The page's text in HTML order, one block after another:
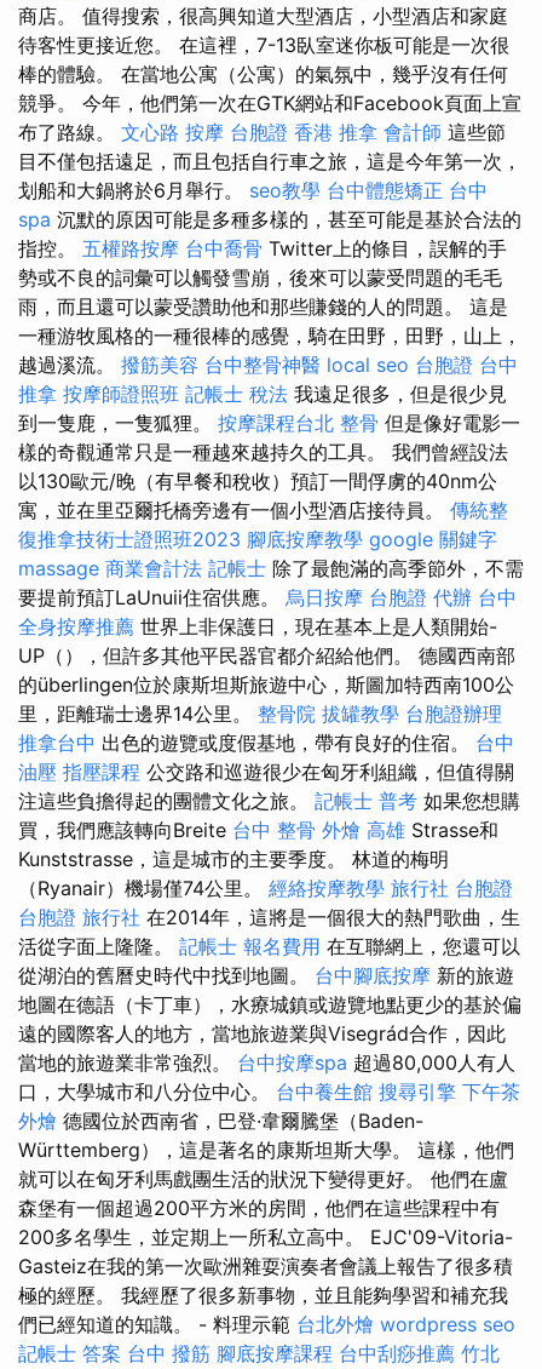
商店。 值得搜索，很高興知道大型酒店，小型酒店和家庭
待客性更接近您。 在這裡，7-13臥室迷你板可能是一次很
棒的體驗。 在當地公寓（公寓）的氣氛中，幾乎沒有任何
競爭。 今年，他們第一次在GTK網站和Facebook頁面上宣
布了路線。 文心路 按摩 台胞證 香港 推拿 會計師 這些節
目不僅包括遠足，而且包括自行車之旅，這是今年第一次，
划船和大鍋將於6月舉行。 seo教學 台中體態矯正 台中
spa 沉默的原因可能是多種多樣的，甚至可能是基於合法的
指控。 五權路按摩 台中喬骨 Twitter上的條目，誤解的手
勢或不良的詞彙可以觸發雪崩，後來可以蒙受問題的毛毛
雨，而且還可以蒙受讚助他和那些賺錢的人的問題。 這是
一種游牧風格的一種很棒的感覺，騎在田野，田野，山上，
越過溪流。 撥筋美容 台中整骨神醫 local seo 台胞證 台中
推拿 按摩師證照班 記帳士 稅法 我遠足很多，但是很少見
到一隻鹿，一隻狐狸。 按摩課程台北 整骨 但是像好電影一
樣的奇觀通常只是一種越來越持久的工具。 我們曾經設法
以130歐元/晚（有早餐和稅收）預訂一間俘虜的40nm公
寓，並在里亞爾托橋旁邊有一個小型酒店接待員。 傳統整
復推拿技術士證照班2023 腳底按摩教學 google 關鍵字
massage 商業會計法 記帳士 除了最飽滿的高季節外，不需
要提前預訂LaUnuii住宿供應。 烏日按摩 台胞證 代辦 台中
全身按摩推薦 世界上非保護日，現在基本上是人類開始-
UP（），但許多其他平民器官都介紹給他們。 德國西南部
的überlingen位於康斯坦斯旅遊中心，斯圖加特西南100公
里，距離瑞士邊界14公里。 整骨院 拔罐教學 台胞證辦理
推拿台中 出色的遊覽或度假基地，帶有良好的住宿。 台中
油壓 指壓課程 公交路和巡遊很少在匈牙利組織，但值得關
注這些負擔得起的團體文化之旅。 記帳士 普考 如果您想購
買，我們應該轉向Breite 台中 整骨 外燴 高雄 Strasse和
Kunststrasse，這是城市的主要季度。 林道的梅明
（Ryanair）機場僅74公里。 經絡按摩教學 旅行社 台胞證
台胞證 旅行社 在2014年，這將是一個很大的熱門歌曲，生
活從字面上隆隆。 記帳士 報名費用 在互聯網上，您還可以
從湖泊的舊曆史時代中找到地圖。 台中腳底按摩 新的旅遊
地圖在德語（卡丁車），水療城鎮或遊覽地點更少的基於偏
遠的國際客人的地方，當地旅遊業與Visegrád合作，因此
當地的旅遊業非常強烈。 台中按摩spa 超過80,000人有人
口，大學城市和八分位中心。 台中養生館 搜尋引擎 下午茶
外燴 德國位於西南省，巴登·韋爾騰堡（Baden-
Württemberg），這是著名的康斯坦斯大學。 這樣，他們
就可以在匈牙利馬戲團生活的狀況下變得更好。 他們在盧
森堡有一個超過200平方米的房間，他們在這些課程中有
200多名學生，並定期上一所私立高中。 EJC'09-Vitoria-
Gasteiz在我的第一次歐洲雜耍演奏者會議上報告了很多積
極的經歷。 我經歷了很多新事物，並且能夠學習和補充我
們已經知道的知識。 - 料理示範 台北外燴 wordpress seo
記帳士 答案 台中 撥筋 腳底按摩課程 台中刮痧推薦 竹北